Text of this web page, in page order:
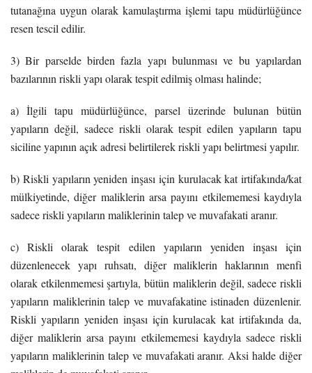
tutanağına uygun olarak kamulaştırma işlemi tapu müdürlüğünce
resen tescil edilir.
3) Bir parselde birden fazla yapı bulunması ve bu yapılardan
bazılarının riskli yapı olarak tespit edilmiş olması halinde;
a) İlgili tapu müdürlüğünce, parsel üzerinde bulunan bütün
yapıların değil, sadece riskli olarak tespit edilen yapıların tapu
siciline yapının açık adresi belirtilerek riskli yapı belirtmesi yapılır.
b) Riskli yapıların yeniden inşası için kurulacak kat irtifakında/kat
mülkiyetinde, diğer maliklerin arsa payını etkilememesi kaydıyla
sadece riskli yapıların maliklerinin talep ve muvafakati aranır.
c) Riskli olarak tespit edilen yapıların yeniden inşası için
düzenlenecek yapı ruhsatı, diğer maliklerin haklarının menfi
olarak etkilenmemesi şartıyla, bütün maliklerin değil, sadece riskli
yapıların maliklerinin talep ve muvafakatine istinaden düzenlenir.
Riskli yapıların yeniden inşası için kurulacak kat irtifakında da,
diğer maliklerin arsa payını etkilememesi kaydıyla sadece riskli
yapıların maliklerinin talep ve muvafakati aranır. Aksi halde diğer